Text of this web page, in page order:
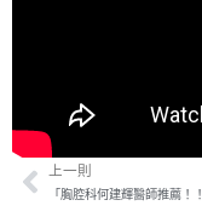
Prev
上一則
「胸腔科何建輝醫師推薦！！